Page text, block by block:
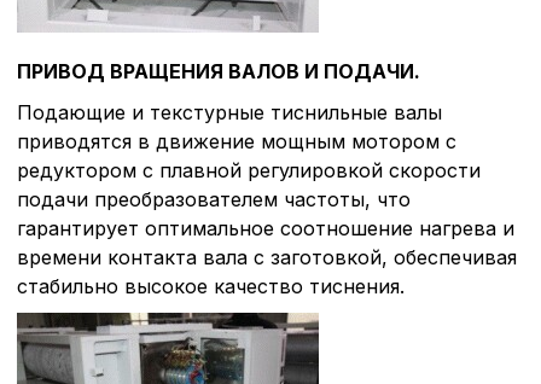
ПРИВОД ВРАЩЕНИЯ ВАЛОВ И ПОДАЧИ.
Подающие и текстурные тиснильные валы
приводятся в движение мощным мотором с
редуктором с плавной регулировкой скорости
подачи преобразователем частоты, что
гарантирует оптимальное соотношение нагрева и
времени контакта вала с заготовкой, обеспечивая
стабильно высокое качество тиснения.
Политика в
обработки сookies
Настройте параметры
файлов cookie
Вы можете настроить
каждого типа файлов
типа «технические
без которых
функционирование
Ваш выбор настроек на